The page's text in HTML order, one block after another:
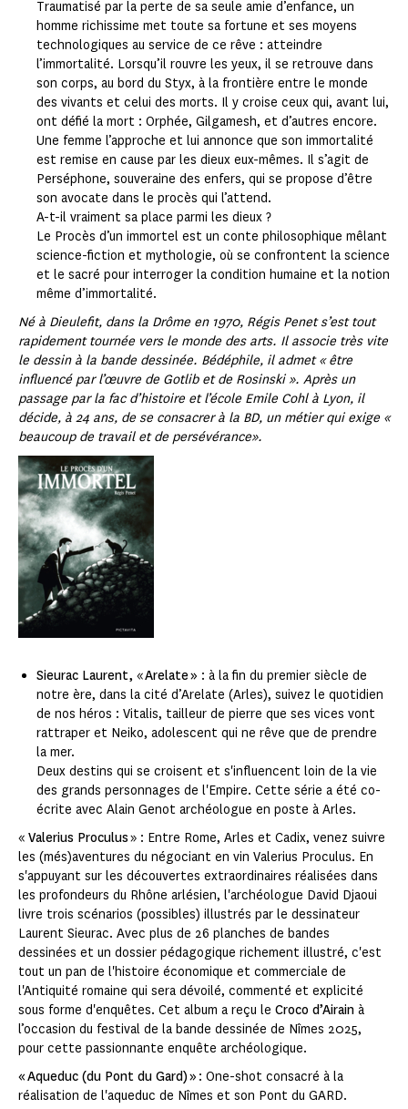
Traumatisé par la perte de sa seule amie d’enfance, un
homme richissime met toute sa fortune et ses moyens
technologiques au service de ce rêve : atteindre
l’immortalité. Lorsqu’il rouvre les yeux, il se retrouve dans
son corps, au bord du Styx, à la frontière entre le monde
des vivants et celui des morts. Il y croise ceux qui, avant lui,
ont défié la mort : Orphée, Gilgamesh, et d’autres encore.
Une femme l’approche et lui annonce que son immortalité
est remise en cause par les dieux eux-mêmes. Il s’agit de
Perséphone, souveraine des enfers, qui se propose d’être
son avocate dans le procès qui l’attend.
A-t-il vraiment sa place parmi les dieux ?
Le Procès d’un immortel est un conte philosophique mêlant
science-fiction et mythologie, où se confrontent la science
et le sacré pour interroger la condition humaine et la notion
même d’immortalité.
Né à Dieulefit, dans la Drôme en 1970, Régis Penet s’est tout
rapidement tournée vers le monde des arts. Il associe très vite
le dessin à la bande dessinée. Bédéphile, il admet « être
influencé par l’œuvre de Gotlib et de Rosinski ». Après un
passage par la fac d’histoire et l’école Emile Cohl à Lyon, il
décide, à 24 ans, de se consacrer à la BD, un métier qui exige «
beaucoup de travail et de persévérance».
Sieurac Laurent, «Arelate » : à la fin du premier siècle de
notre ère, dans la cité d’Arelate (Arles), suivez le quotidien
de nos héros : Vitalis, tailleur de pierre que ses vices vont
rattraper et Neiko, adolescent qui ne rêve que de prendre
la mer.
Deux destins qui se croisent et s'influencent loin de la vie
des grands personnages de l'Empire. Cette série a été co-
écrite avec Alain Genot archéologue en poste à Arles.
« Valerius Proculus» : Entre Rome, Arles et Cadix, venez suivre
les (més)aventures du négociant en vin Valerius Proculus. En
s'appuyant sur les découvertes extraordinaires réalisées dans
les profondeurs du Rhône arlésien, l'archéologue David Djaoui
livre trois scénarios (possibles) illustrés par le dessinateur
Laurent Sieurac. Avec plus de 26 planches de bandes
dessinées et un dossier pédagogique richement illustré, c'est
tout un pan de l'histoire économique et commerciale de
l'Antiquité romaine qui sera dévoilé, commenté et explicité
sous forme d'enquêtes. Cet album a reçu le Croco d’Airain à
l’occasion du festival de la bande dessinée de Nîmes 2025,
pour cette passionnante enquête archéologique.
« Aqueduc (du Pont du Gard) » : One-shot consacré à la
réalisation de l'aqueduc de Nîmes et son Pont du GARD.